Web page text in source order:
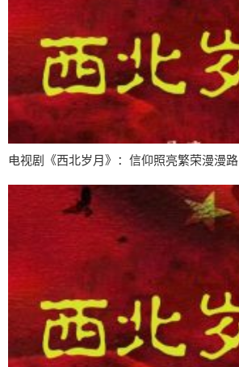
电视剧《西北岁月》：信仰照亮繁荣漫漫路